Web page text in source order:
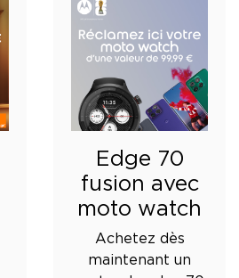
Edge 70
fusion avec
moto watch
Achetez dès
maintenant un